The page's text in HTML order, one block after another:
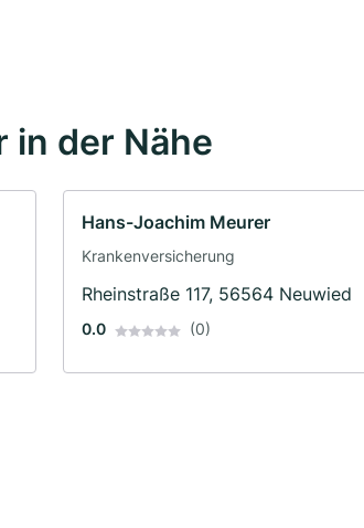
in der Nähe
Hans-Joachim Meurer
Krankenversicherung
Rheinstraße 117, 56564 Neuwied
0.0 (0)